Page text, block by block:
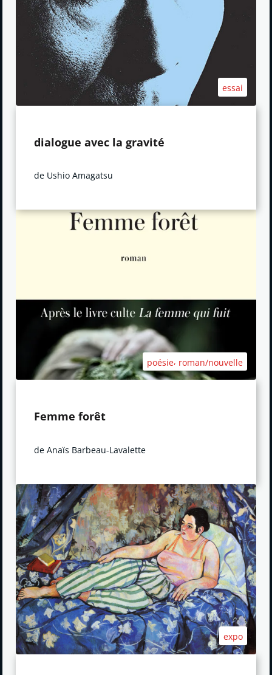
essai
dialogue avec la gravité
de Ushio Amagatsu
poésie, roman/nouvelle
Femme forêt
de Anaïs Barbeau-Lavalette
expo